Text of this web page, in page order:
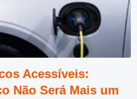
Acessíveis:
Não Será Mais um